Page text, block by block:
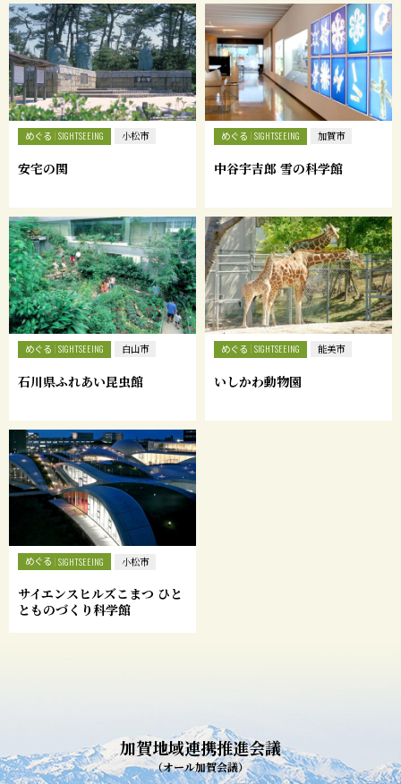
めぐる SIGHTSEEING 小松市
安宅の関
めぐる SIGHTSEEING 加賀市
中谷宇吉郎 雪の科学館
めぐる SIGHTSEEING 白山市
石川県ふれあい昆虫館
めぐる SIGHTSEEING 能美市
いしかわ動物園
めぐる SIGHTSEEING 小松市
サイエンスヒルズこまつ ひと
とものづくり科学館
加賀地域連携推進会議
（オール加賀会議）